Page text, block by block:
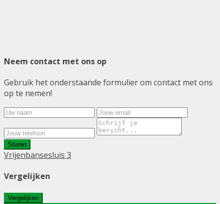
Neem contact met ons op
Gebruik het onderstaande formulier om contact met ons
op te nemen!
Sturen
Vrijenbansesluis 3
Vergelijken
Vergelijken